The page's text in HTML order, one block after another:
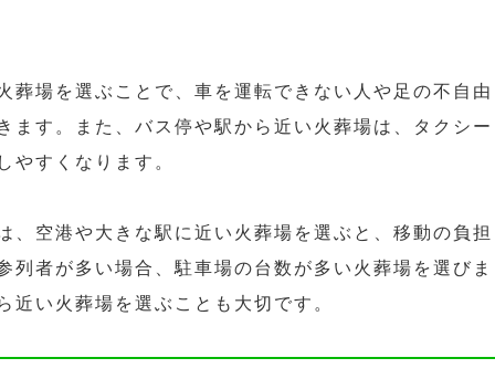
葬場を選ぶことで、車を運転できない人や足の不自由
ます。また、バス停や駅から近い火葬場は、タクシー
やすくなります。
、空港や大きな駅に近い火葬場を選ぶと、移動の負担
列者が多い場合、駐車場の台数が多い火葬場を選びま
近い火葬場を選ぶことも大切です。